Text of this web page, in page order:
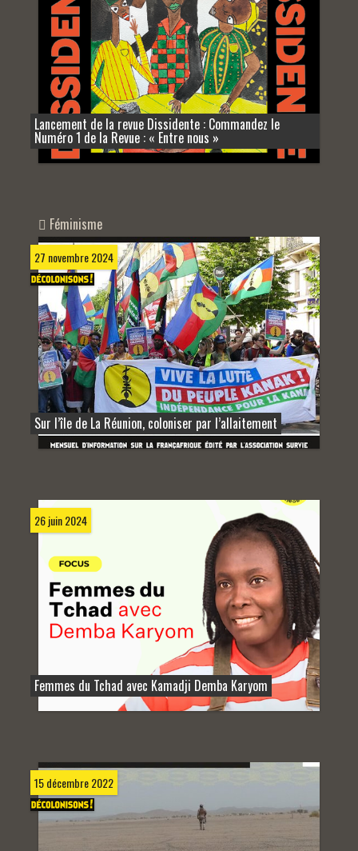
Lancement de la revue Dissidente : Commandez le
Numéro 1 de la Revue : « Entre nous »
Féminisme
27 novembre 2024
Sur l’île de La Réunion, coloniser par l’allaitement
26 juin 2024
Femmes du Tchad avec Kamadji Demba Karyom
15 décembre 2022